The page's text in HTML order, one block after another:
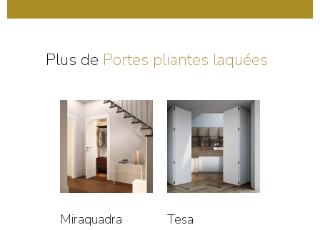
Plus de Portes pliantes laquées
Miraquadra Tesa